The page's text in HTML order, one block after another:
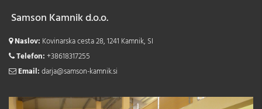
Samson Kamnik d.o.o.
Naslov: Kovinarska cesta 28, 1241 Kamnik, SI
Telefon:+38618317255
Email:darja@samson-kamnik.si